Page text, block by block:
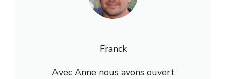
Franck
Avec Anne nous avons ouvert